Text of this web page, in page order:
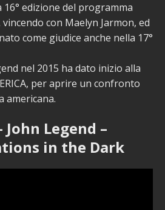
edizione del programma
vincendo con Maelyn Jarmon, ed
come giudice anche nella 17°
nel 2015 ha dato inizio alla
per aprire un confronto
americana.
John Legend –
in the Dark